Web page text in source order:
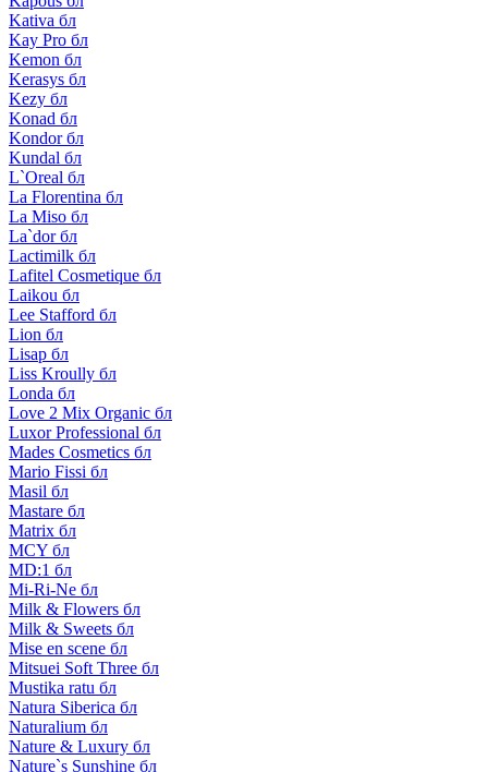
Kativa бл
Kay Pro бл
Kemon бл
Kerasys бл
Kezy бл
Konad бл
Kondor бл
Kundal бл
L`Oreal бл
La Florentina бл
La Miso бл
La`dor бл
Lactimilk бл
Lafitel Cosmetique бл
Laikou бл
Lee Stafford бл
Lion бл
Lisap бл
Liss Kroully бл
Londa бл
Love 2 Mix Organic бл
Luxor Professional бл
Mades Cosmetics бл
Mario Fissi бл
Masil бл
Mastare бл
Matrix бл
MCY бл
MD:1 бл
Mi-Ri-Ne бл
Milk & Flowers бл
Milk & Sweets бл
Mise en scene бл
Mitsuei Soft Three бл
Mustika ratu бл
Natura Siberica бл
Naturalium бл
Nature & Luxury бл
Nature`s Sunshine бл